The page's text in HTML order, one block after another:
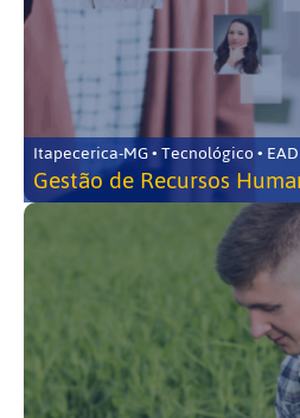
Itapecerica-MG • Tecnológico • EAD
Gestão de Recursos